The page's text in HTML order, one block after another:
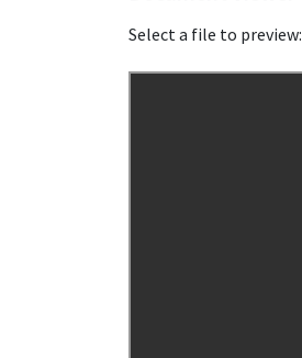
Select a file to preview: